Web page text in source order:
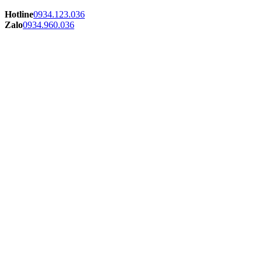
Hotline0934.123.036
Zalo0934.960.036